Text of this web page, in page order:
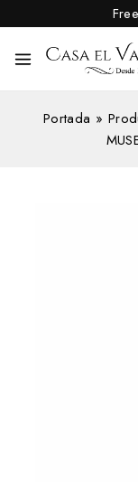
Portada »